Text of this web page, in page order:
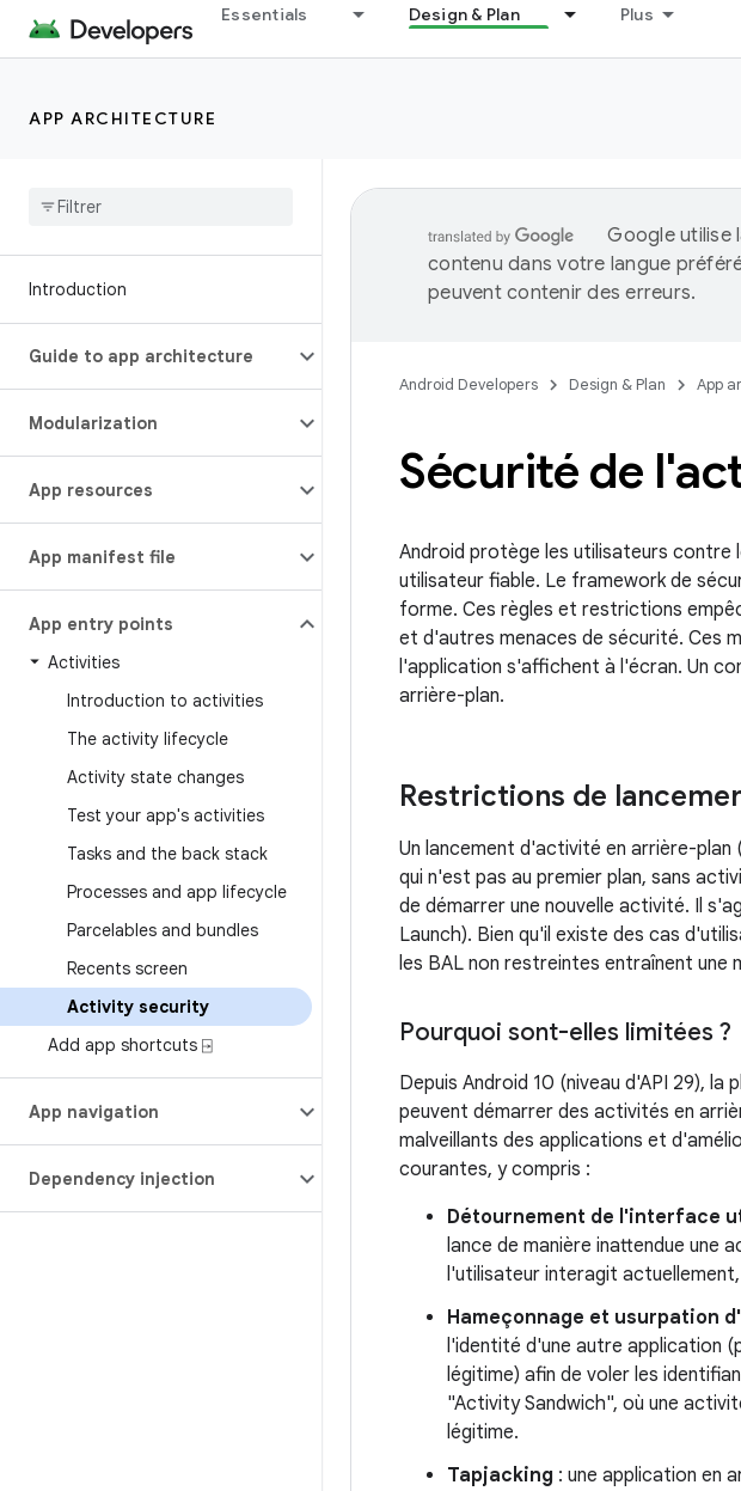
Essentials Design & Plan Plus
APP ARCHITECTURE
Introduction
Guide to app architecture
Modularization
App resources
App manifest file
App entry points
Activities
Introduction to activities
The activity lifecycle
Activity state changes
Test your app's activities
Tasks and the back stack
Processes and app lifecycle
Parcelables and bundles
Recents screen
Activity security
Add app shortcuts ⍈
App navigation
Dependency injection
Google utilise
contenu dans votre langue
peuvent contenir des erreurs.
Android Developers Design & Plan App
Sécurité de
Android protège les utilisateurs contre
utilisateur fiable. Le framework de
forme. Ces règles et restrictions
et d'autres menaces de sécurité. Ces
l'application s'affichent à l'écran. Un
arrière-plan.
Restrictions de
Un lancement d'activité en arrière-
qui n'est pas au premier plan, sans
de démarrer une nouvelle activité. Il
Launch). Bien qu'il existe des cas
les BAL non restreintes entraînent une
Pourquoi sont-elles limitées ?
Depuis Android 10 (niveau d'API 29),
peuvent démarrer des activités en
malveillants des applications et
courantes, y compris :
Détournement de l'interface
lance de manière inattendue une
l'utilisateur interagit
Hameçonnage et usurpation
l'identité d'une autre application
légitime) afin de voler les
"Activity Sandwich", où une
légitime.
Tapjacking : une application en